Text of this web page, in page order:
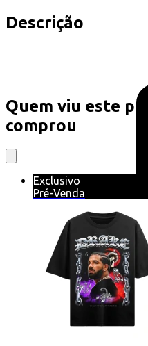
Descrição
Quem viu este
comprou